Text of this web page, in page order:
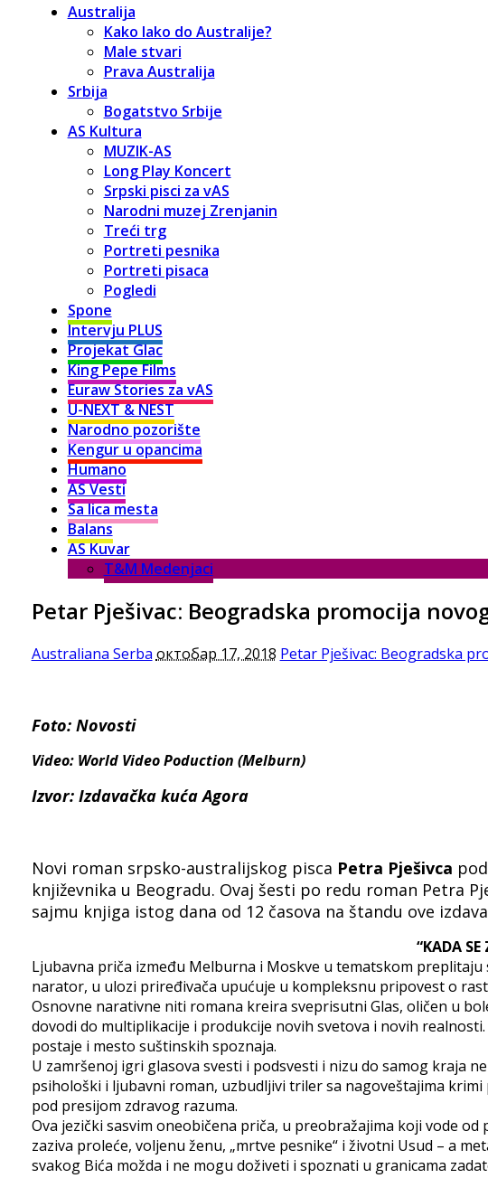
Australija
Kako lako do Australije?
Male stvari
Prava Australija
Srbija
Bogatstvo Srbije
AS Kultura
MUZIK-AS
Long Play Koncert
Srpski pisci za vAS
Narodni muzej Zrenjanin
Treći trg
Portreti pesnika
Portreti pisaca
Pogledi
Spone
Intervju PLUS
Projekat Glac
King Pepe Films
Euraw Stories za vAS
U-NEXT & NEST
Narodno pozorište
Kengur u opancima
Humano
AS Vesti
Sa lica mesta
Balans
AS Kuvar
T&M Medenjaci
Petar Pješivac: Beogradska promocija
Australiana Serba октобар 17, 2018 Petar Pješivac: Beogradska
Foto: Novosti
Video: World Video Poduction (Melburn)
Izvor: Izdavačka kuća Agora
Novi roman srpsko-australijskog pisca Petra Pješivca
književnika u Beogradu. Ovaj šesti po redu roman Petra
sajmu knjiga istog dana od 12 časova na štandu ove
“KADA
Ljubavna priča između Melburna i Moskve u tematskom
narator, u ulozi priređivača upućuje u kompleksnu pripovest o
Osnovne narativne niti romana kreira sveprisutni Glas, oličen u
dovodi do multiplikacije i produkcije novih svetova i novih
postaje i mesto suštinskih spoznaja.
U zamršenoj igri glasova svesti i podsvesti i nizu do samog kraja
psihološki i ljubavni roman, uzbudljivi triler sa nagoveštajima
pod presijom zdravog razuma.
Ova jezički sasvim oneobičena priča, u preobražajima koji vode
zaziva proleće, voljenu ženu, „mrtve pesnike“ i životni Usud – a
svakog Bića možda i ne mogu doživeti i spoznati u granicama